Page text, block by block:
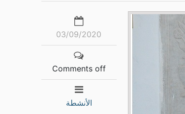
03/09/2020
Comments off
الأنشطة